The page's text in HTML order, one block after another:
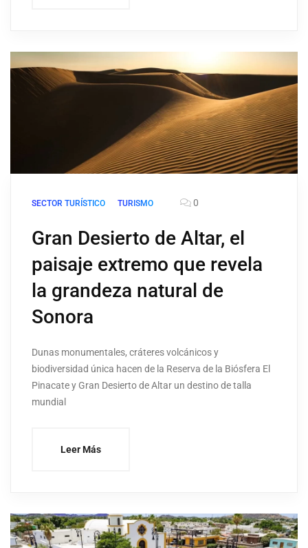
SECTOR TURÍSTICO TURISMO 0
Gran Desierto de Altar, el
paisaje extremo que revela
la grandeza natural de
Sonora
Dunas monumentales, cráteres volcánicos y
biodiversidad única hacen de la Reserva de la Biósfera El
Pinacate y Gran Desierto de Altar un destino de talla
mundial
Leer Más